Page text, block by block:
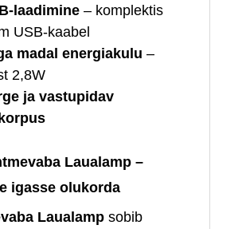
– komplektis
USB‑kaabel
madal energiakulu –
2,8W
ja vastupidav
Laualamp –
igasse olukorda
Laualampsobib